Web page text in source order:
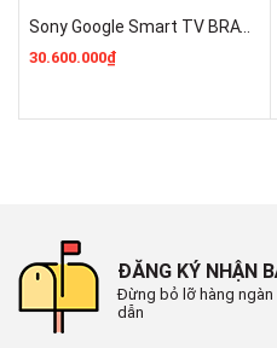
Tổng công suất loa
20W
Số lượng loa
- Object Tracking Sound
- Adaptive Sound
- Q-symphony
Sony Google Smart TV BRAVIA 3 II K-75XR30M2 Mới 2026 Giá Rẻ Nhất
30.600.000₫
ĐĂNG KÝ NHẬN
Đừng bỏ lỡ hàng ngàn
dẫn